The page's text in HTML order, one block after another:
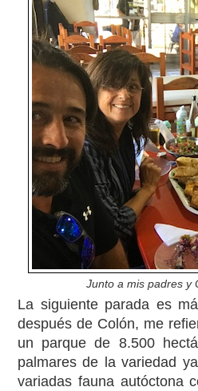
Junto a mis padres y
La siguiente parada es
después de Colón, me
un parque de 8.500
palmares de la variedad
variadas fauna autóctona